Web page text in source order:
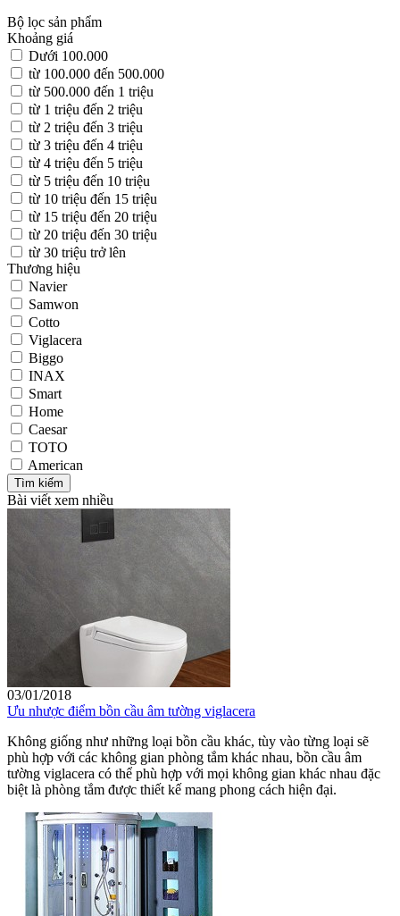
Bộ lọc sản phẩm
Khoảng giá
Dưới 100.000
từ 100.000 đến 500.000
từ 500.000 đến 1 triệu
từ 1 triệu đến 2 triệu
từ 2 triệu đến 3 triệu
từ 3 triệu đến 4 triệu
từ 4 triệu đến 5 triệu
từ 5 triệu đến 10 triệu
từ 10 triệu đến 15 triệu
từ 15 triệu đến 20 triệu
từ 20 triệu đến 30 triệu
từ 30 triệu trở lên
Thương hiệu
Navier
Samwon
Cotto
Viglacera
Biggo
INAX
Smart
Home
Caesar
TOTO
American
Bài viết xem nhiều
03/01/2018
Ưu nhược điểm bồn cầu âm tường viglacera
Không giống như những loại bồn cầu khác, tùy vào từng loại sẽ
phù hợp với các không gian phòng tắm khác nhau, bồn cầu âm
tường viglacera có thể phù hợp với mọi không gian khác nhau đặc
biệt là phòng tắm được thiết kế mang phong cách hiện đại.